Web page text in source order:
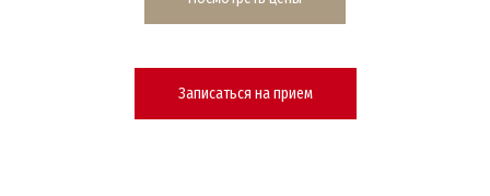
Записаться на прием